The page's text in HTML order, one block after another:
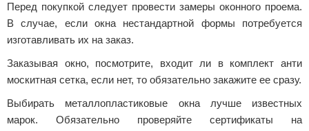
Перед покупкой следует провести замеры оконного проема.
В случае, если окна нестандартной формы потребуется
изготавливать их на заказ.
Заказывая окно, посмотрите, входит ли в комплект анти
москитная сетка, если нет, то обязательно закажите ее сразу.
Выбирать металлопластиковые окна лучше известных
марок. Обязательно проверяйте сертификаты на